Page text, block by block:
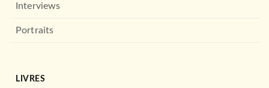
Interviews
Portraits
LIVRES